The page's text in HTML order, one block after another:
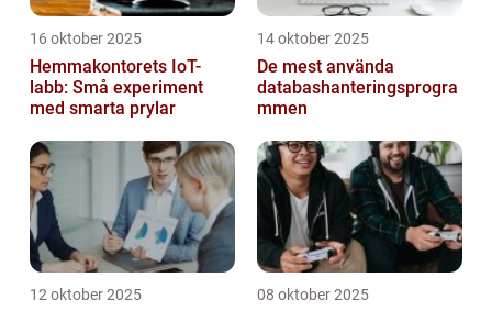
16 oktober 2025
Hemmakontorets IoT-
labb: Små experiment
med smarta prylar
14 oktober 2025
De mest använda
databashanteringsprogra
mmen
12 oktober 2025 08 oktober 2025